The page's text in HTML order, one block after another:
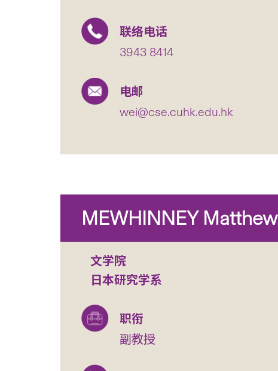
联络电话
3943 8414
电邮
wei@cse.cuhk.edu.hk
MEWHINNEY Matthew
文学院
日本研究学系
职衔
副教授